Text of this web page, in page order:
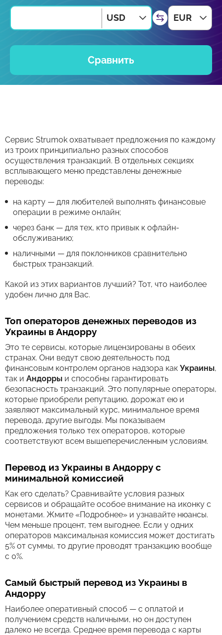
USD EUR
Сравнить
Сервис Strumok охватывает предложения по каждому
из троих принципиально разных способов
осуществления транзакций. В отдельных секциях
всплывающего меню представлены денежные
переводы:
на карту — для любителей выполнять финансовые
операции в режиме онлайн;
через банк — для тех, кто привык к офлайн-
обслуживанию;
наличными — для поклонников сравнительно
быстрых транзакций.
Какой из этих вариантов лучший? Тот, что наиболее
удобен лично для Вас.
Топ операторов денежных переводов из
Украины в Андорру
Это те сервисы, которые лицензированы в обеих
странах. Они ведут свою деятельность под
финансовым контролем органов надзора как Украины,
так и Андорры и способны гарантировать
безопасность транзакций. Это популярные операторы,
которые приобрели репутацию, дорожат ею и
заявляют максимальный курс, минимальное время
перевода, другие выгоды. Мы показываем
предложения только тех операторов, которые
соответствуют всем вышеперечисленным условиям.
Перевод из Украины в Андорру с
минимальной комиссией
Как его сделать? Сравнивайте условия разных
сервисов и обращайте особое внимание на иконку с
монетами. Жмите «Подробнее» и узнавайте нюансы.
Чем меньше процент, тем выгоднее. Если у одних
операторов максимальная комиссия может достигать
5% от суммы, то другие проводят транзакцию вообще
с 0%.
Самый быстрый перевод из Украины в
Андорру
Наиболее оперативный способ — с оплатой и
получением средств наличными, но он доступен
далеко не всегда. Среднее время перевода c карты